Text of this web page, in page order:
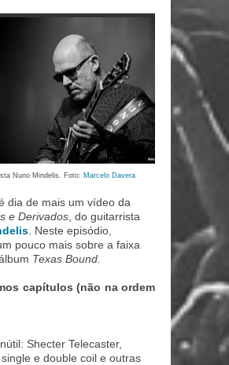
Nuno Mindelis. Foto: Marcelo Davera
dia de mais um vídeo da
e Derivados , do guitarrista
. Neste episódio,
pouco mais sobre a faixa
Texas Bound.
capítulos (não na ordem
Shecter Telecaster,
e double coil e outras